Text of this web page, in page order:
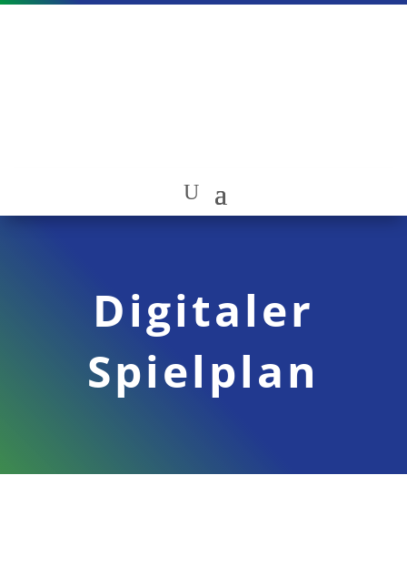
Digitaler
Spielplan